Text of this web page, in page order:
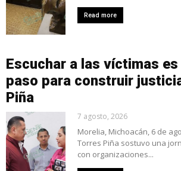
Read more
Escuchar a las víctimas
paso para construir
Piña
7 agosto, 2026
Morelia, Michoacán, 6 de
Torres Piña sostuvo una
con organizaciones...